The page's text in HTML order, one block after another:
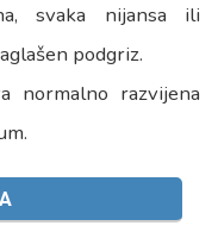
svaka nijansa ili
podgriz.
normalno razvijena